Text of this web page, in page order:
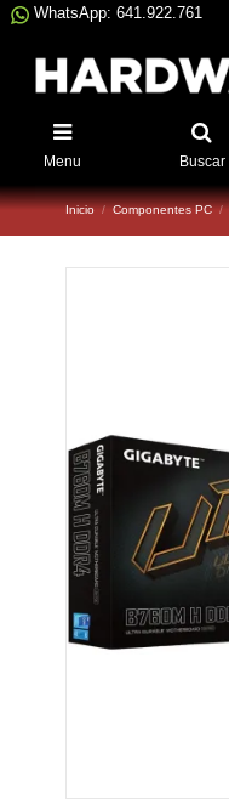
WhatsApp: 641.922.761
Menu Buscar
Inicio Componentes PC